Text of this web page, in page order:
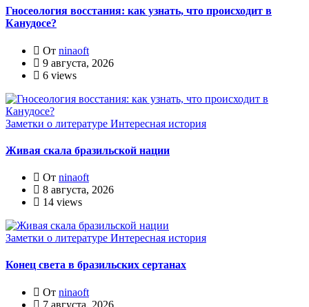
Гносеология восстания: как узнать, что происходит в
Канудосе?
От ninaoft
9 августа, 2026
6 views
Заметки о литературе Интересная история
Живая скала бразильской нации
От ninaoft
8 августа, 2026
14 views
Заметки о литературе Интересная история
Конец света в бразильских сертанах
От ninaoft
7 августа, 2026